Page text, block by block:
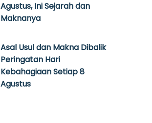
Agustus, Ini Sejarah dan
Maknanya
Asal Usul dan Makna Dibalik
Peringatan Hari
Kebahagiaan Setiap 8
Agustus